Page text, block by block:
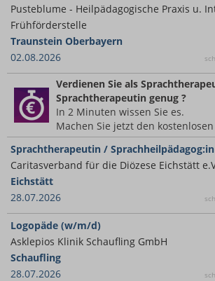
Pusteblume - Heilpädagogische Praxis u.
Frühförderstelle
Traunstein Oberbayern
02.08.2026
Verdienen Sie als
Sprachtherapeutin genug ?
In 2 Minuten wissen Sie es.
Machen Sie jetzt den
Sprachtherapeutin /
Caritasverband für die Diözese Eichstätt
Eichstätt
28.07.2026
Logopäde (w/m/d)
Asklepios Klinik Schaufling GmbH
Schaufling
28.07.2026